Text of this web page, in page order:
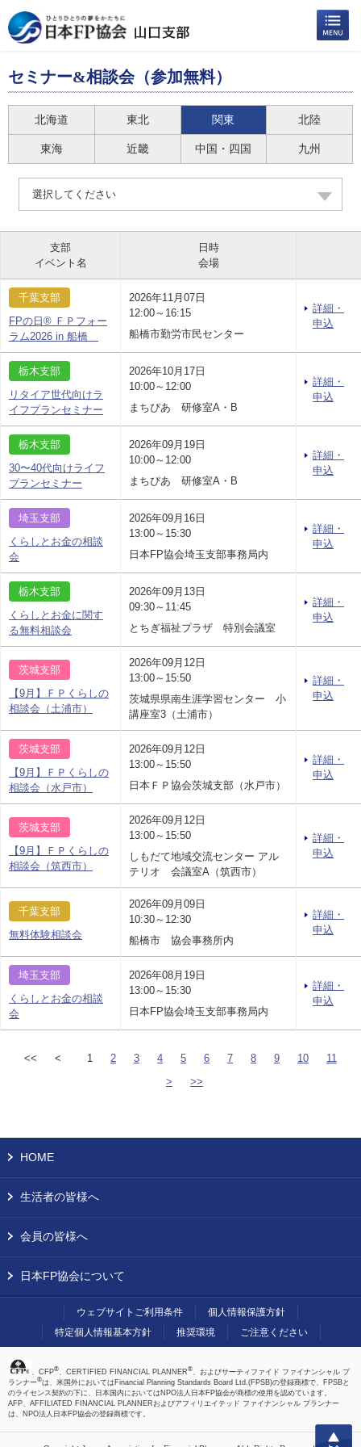
セミナー&相談会（参加無料）
北海道 東北 関東 北陸
東海 近畿 中国・四国 九州
選択してください
支部
イベント名
日時
会場
千葉支部
FPの日® ＦＰフォー
ラム2026 in 船橋
2026年11月07日
12:00～16:15
船橋市勤労市民センター
詳細・
申込
栃木支部
リタイア世代向けラ
イフプランセミナー
2026年10月17日
10:00～12:00
まちぴあ 研修室A・B
詳細・
申込
栃木支部
30〜40代向けライフ
プランセミナー
2026年09月19日
10:00～12:00
まちぴあ 研修室A・B
詳細・
申込
埼玉支部
くらしとお金の相談
会
2026年09月16日
13:00～15:30
日本FP協会埼玉支部事務局内
詳細・
申込
栃木支部
くらしとお金に関す
る無料相談会
2026年09月13日
09:30～11:45
とちぎ福祉プラザ 特別会議室
詳細・
申込
茨城支部
【9月】ＦＰくらしの
相談会（土浦市）
2026年09月12日
13:00～15:50
茨城県県南生涯学習センター 小
講座室3（土浦市）
詳細・
申込
茨城支部
【9月】ＦＰくらしの
相談会（水戸市）
2026年09月12日
13:00～15:50
日本ＦＰ協会茨城支部（水戸市）
詳細・
申込
茨城支部
【9月】ＦＰくらしの
相談会（筑西市）
2026年09月12日
13:00～15:50
しもだて地域交流センター アル
テリオ 会議室A（筑西市）
詳細・
申込
千葉支部
無料体験相談会
2026年09月09日
10:30～12:30
船橋市 協会事務所内
詳細・
申込
埼玉支部
くらしとお金の相談
会
2026年08月19日
13:00～15:30
日本FP協会埼玉支部事務局内
詳細・
申込
<< < 1 2 3 4 5 6 7 8 9 10
11
>
>>
上へ
HOME
生活者の皆様へ
会員の皆様へ
日本FP協会について
ウェブサイトご利用条件
個人情報保護方針
特定個人情報基本方針
推奨環境 ご注意ください
、CFP®、CERTIFIED FINANCIAL PLANNER®、およびサーティファイド ファイナンシャル プ
ランナー®は、米国外においてはFinancial Planning Standards Board Ltd.(FPSB)の登録商標で、FPSBと
のライセンス契約の下に、日本国内においてはNPO法人日本FP協会が商標の使用を認めています。
AFP、AFFILIATED FINANCIAL PLANNERおよびアフィリエイテッド ファイナンシャル プランナー
は、NPO法人日本FP協会の登録商標です。